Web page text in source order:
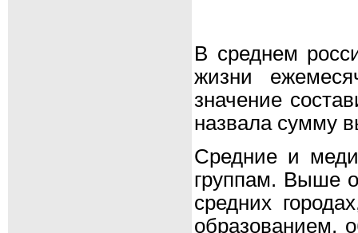
В среднем
жизни
значение
назвала сумму
Средние и
группам. Выше
средних
образованием,